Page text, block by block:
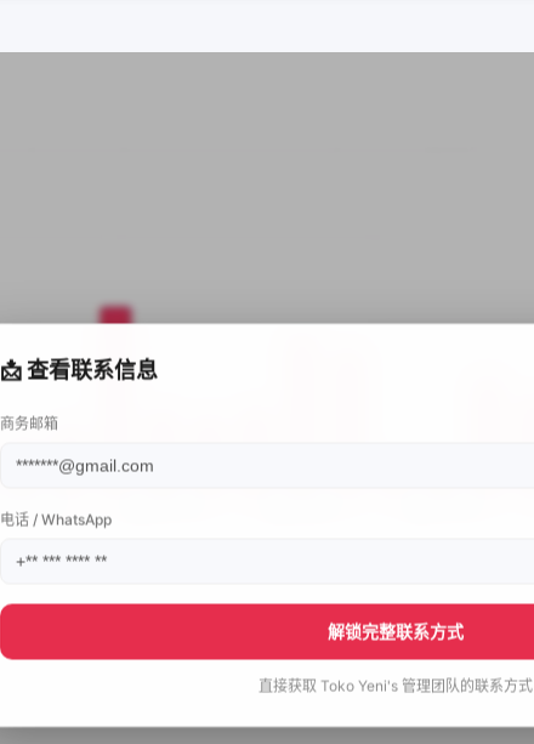
📩 查看联系信息
商务邮箱
电话 / WhatsApp
解锁完整联系方式
直接获取 Toko Yeni's 管理团队的联系方式